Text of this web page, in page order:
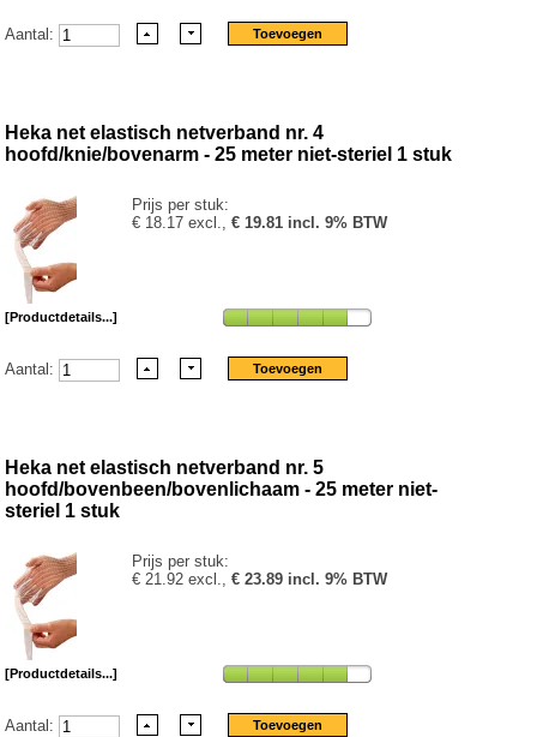
Aantal:
Heka net elastisch netverband nr. 4
hoofd/knie/bovenarm - 25 meter niet-steriel 1 stuk
Prijs per stuk:
€ 18.17 excl.,€ 19.81 incl. 9% BTW
[Productdetails...]
Aantal:
Heka net elastisch netverband nr. 5
hoofd/bovenbeen/bovenlichaam - 25 meter niet-
steriel 1 stuk
Prijs per stuk:
€ 21.92 excl.,€ 23.89 incl. 9% BTW
[Productdetails...]
Aantal: